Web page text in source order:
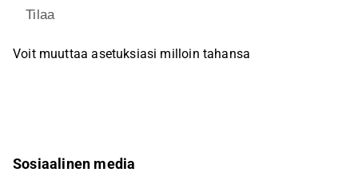
Tilaa
Voit muuttaa asetuksiasi milloin tahansa
Sosiaalinen media